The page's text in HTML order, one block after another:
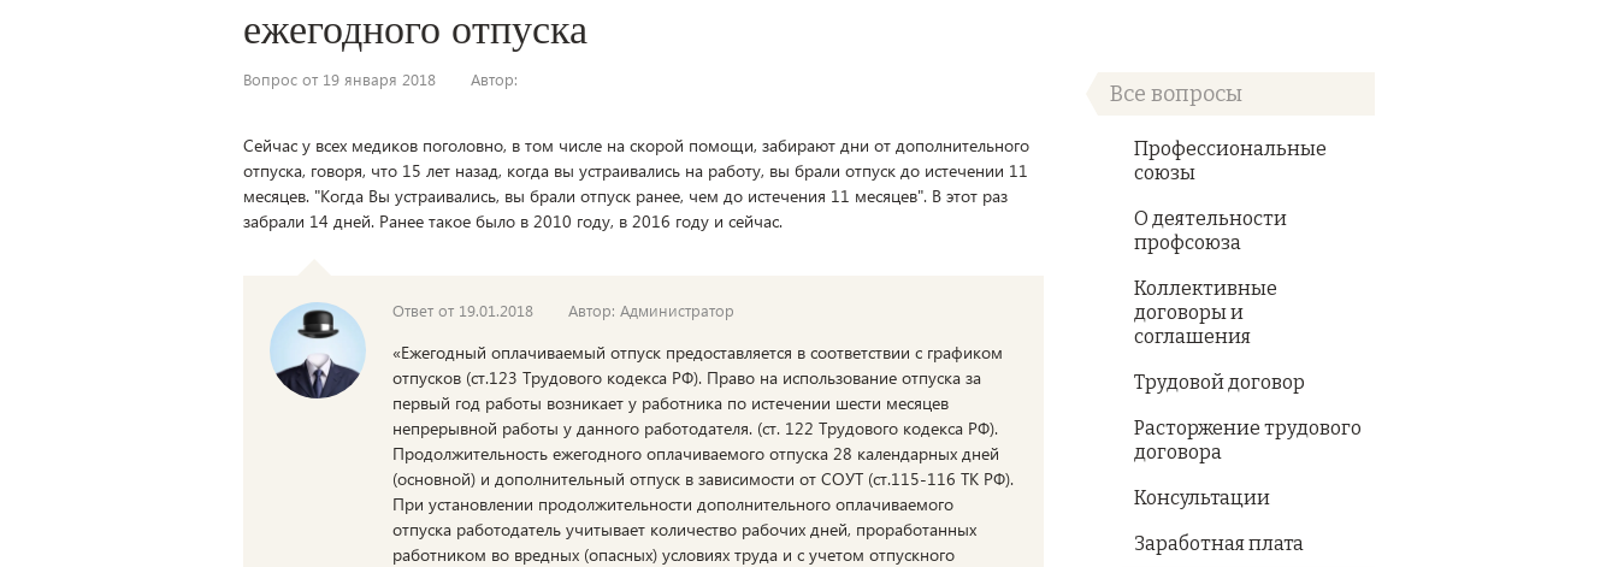
ежегодного отпуска
Вопрос от 19 января 2018 Автор:
Сейчас у всех медиков поголовно, в том числе на скорой помощи, забирают дни от дополнительного
отпуска, говоря, что 15 лет назад, когда вы устраивались на работу, вы брали отпуск до истечении 11
месяцев. "Когда Вы устраивались, вы брали отпуск ранее, чем до истечения 11 месяцев". В этот раз
забрали 14 дней. Ранее такое было в 2010 году, в 2016 году и сейчас.
Ответ от 19.01.2018 Автор: Администратор
«Ежегодный оплачиваемый отпуск предоставляется в соответствии с графиком
отпусков (ст.123 Трудового кодекса РФ). Право на использование отпуска за
первый год работы возникает у работника по истечении шести месяцев
непрерывной работы у данного работодателя. (ст. 122 Трудового кодекса РФ).
Продолжительность ежегодного оплачиваемого отпуска 28 календарных дней
(основной) и дополнительный отпуск в зависимости от СОУТ (ст.115-116 ТК РФ).
При установлении продолжительности дополнительного оплачиваемого
отпуска работодатель учитывает количество рабочих дней, проработанных
работником во вредных (опасных) условиях труда и с учетом отпускного
Все вопросы
Профессиональные
союзы
О деятельности
профсоюза
Коллективные
договоры и
соглашения
Трудовой договор
Расторжение трудового
договора
Консультации
Заработная плата